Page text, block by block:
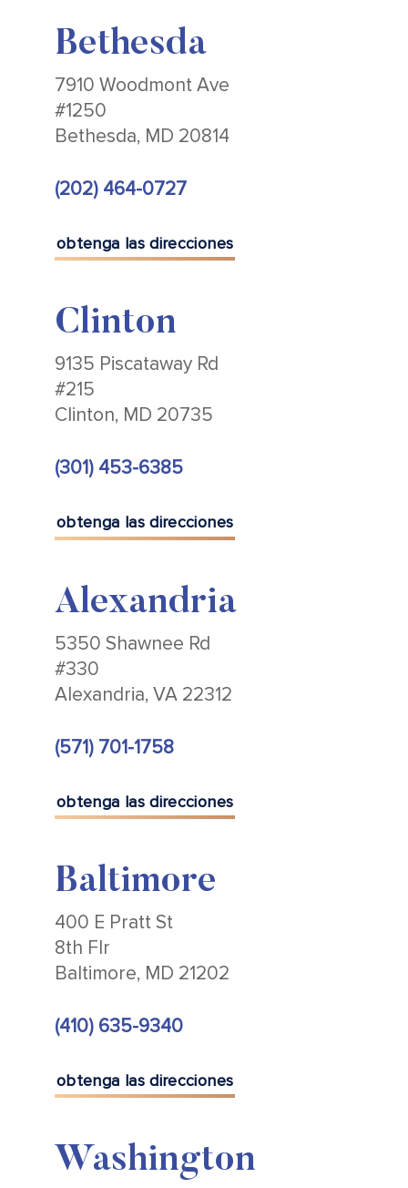
Bethesda
7910 Woodmont Ave
#1250
Bethesda, MD 20814
(202) 464-0727
obtenga las direcciones
Clinton
9135 Piscataway Rd
#215
Clinton, MD 20735
(301) 453-6385
obtenga las direcciones
Alexandria
5350 Shawnee Rd
#330
Alexandria, VA 22312
(571) 701-1758
obtenga las direcciones
Baltimore
400 E Pratt St
8th Flr
Baltimore, MD 21202
(410) 635-9340
obtenga las direcciones
Washington